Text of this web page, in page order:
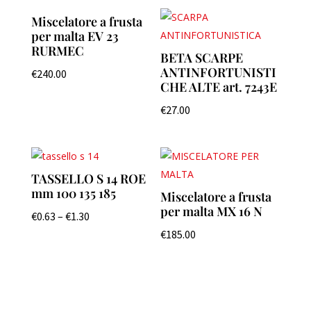
Miscelatore a frusta
per malta EV 23
RURMEC
€240.00
BETA SCARPE
ANTINFORTUNISTI
CHE ALTE art. 7243E
€27.00
TASSELLO S 14 ROE
mm 100 135 185
€0.63 – €1.30
Miscelatore a frusta
per malta MX 16 N
€185.00